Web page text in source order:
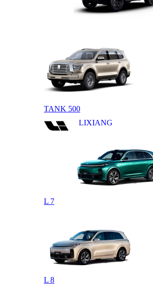
TANK 500
LIXIANG
L 7
L 8